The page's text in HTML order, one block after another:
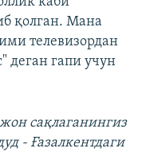
қолган. Мана
телевизордан
деган гапи учун
сақлаганингиз
- Ғазалкентдаги